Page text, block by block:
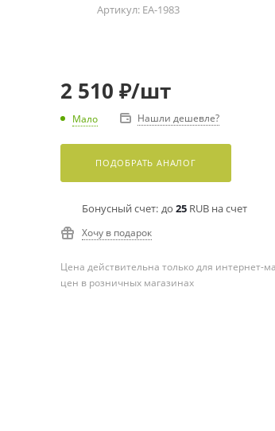
Артикул: EA-1983
2 510 ₽/шт
Мало Нашли дешевле?
ПОДОБРАТЬ АНАЛОГ
Бонусный счет: до 25RUB на счет
Хочу в подарок
Цена действительна только для интернет-
цен в розничных магазинах